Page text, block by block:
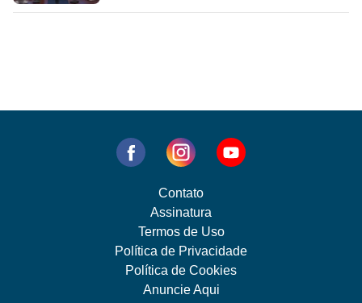
Contato
Assinatura
Termos de Uso
Política de Privacidade
Política de Cookies
Anuncie Aqui